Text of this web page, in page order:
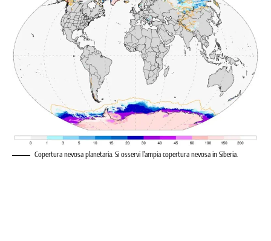
Copertura nevosa planetaria. Si osservi l’ampia copertura nevosa in Siberia.